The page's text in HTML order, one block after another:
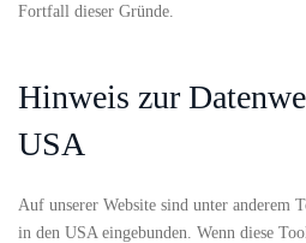
Fortfall dieser Gründe.
Hinweis zur
USA
Auf unserer Website sind unter anderem
in den USA eingebunden. Wenn diese